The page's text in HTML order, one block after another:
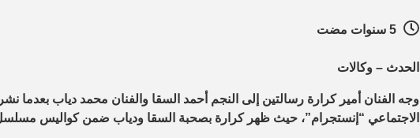
الحدث – وكالات
وجه الفنان أمير كرارة رسالتين إلى النجم أحمد السقا والفنان محمد دياب
الاجتماعي “إنستجرام”، حيث ظهر كرارة بصحبة السقا ودياب ضمن كواليس